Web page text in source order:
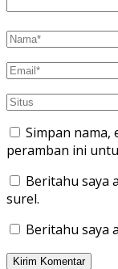
Simpan nama,
peramban ini
Beritahu saya
surel.
Beritahu saya